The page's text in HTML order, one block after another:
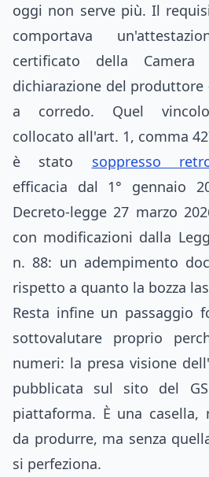
oggi non serve più. Il
comportava
certificato della
dichiarazione del
a corredo. Quel
collocato all'art. 1, comma
è stato soppresso
efficacia dal 1° gennaio
Decreto-legge 27 marzo
con modificazioni dalla
n. 88: un adempimento
rispetto a quanto la bozza
Resta infine un passaggio
sottovalutare proprio
numeri: la presa visione
pubblicata sul sito del
piattaforma. È una casella,
da produrre, ma senza
si perfeziona.